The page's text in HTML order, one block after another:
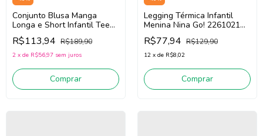
Conjunto Blusa Manga
Longa e Short Infantil Teen
Menina Nina Go! 2261028
(Off White/Bordô)
R$113,94 R$189,90
2 x de R$56,97 sem juros
Comprar
Legging Térmica Infantil
Menina Nina Go! 2261021
(Preto)
R$77,94 R$129,90
12 x de R$8,02
Comprar